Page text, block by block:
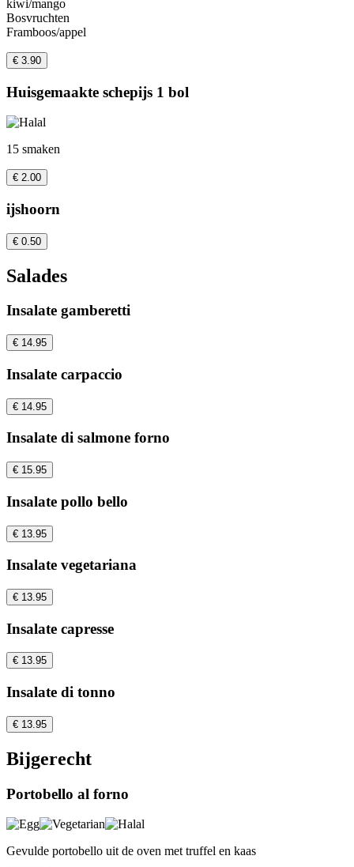
kiwi/mango
Bosvruchten
Framboos/appel
€ 3.90
Huisgemaakte schepijs 1 bol
15 smaken
€ 2.00
ijshoorn
€ 0.50
Salades
Insalate gamberetti
€ 14.95
Insalate carpaccio
€ 14.95
Insalate di salmone forno
€ 15.95
Insalate pollo bello
€ 13.95
Insalate vegetariana
€ 13.95
Insalate capresse
€ 13.95
Insalate di tonno
€ 13.95
Bijgerecht
Portobello al forno
Gevulde portobello uit de oven met truffel en kaas